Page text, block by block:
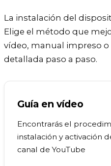
La instalación del
Elige el método que
vídeo, manual impreso
detallada paso a paso.
Guía en vídeo
Encontrarás el
instalación y activación
canal de YouTube